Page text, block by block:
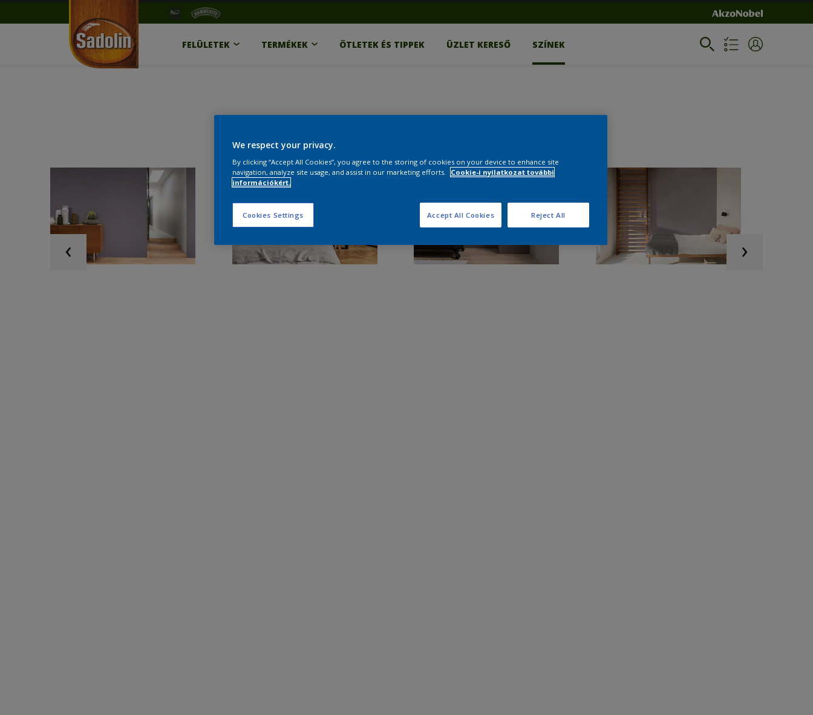
FELÜLETEK TERMÉKEK ÖTLETEK ÉS TIPPEK ÜZLET KERESŐ SZÍNEK
We respect your privacy.
By clicking “Accept All Cookies”, you agree to the storing of cookies on your device to enhance site
navigation, analyze site usage, and assist in our marketing efforts.
Cookie-i nyilatkozat további
információkért.
Cookies Settings Reject All
Accept All Cookies